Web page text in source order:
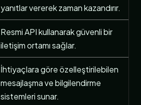
yanıtlar vererek zaman kazandırır.
Resmi API kullanarak güvenli bir
iletişim ortamı sağlar.
İhtiyaçlara göre özelleştirilebilen
mesajlaşma ve bilgilendirme
sistemleri sunar.